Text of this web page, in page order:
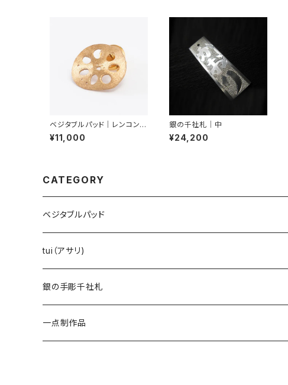
ベジタブルパッド｜レンコン｜
ピンブローチ
¥11,000
銀の千社札｜中
¥24,200
CATEGORY
ベジタブルパッド
レンコン
オクラ
tui（アサリ)
銀の手彫千社札
一点制作品